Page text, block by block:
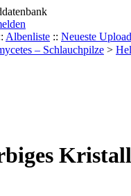
Albenliste :: Neueste
– Schlauchpilze >